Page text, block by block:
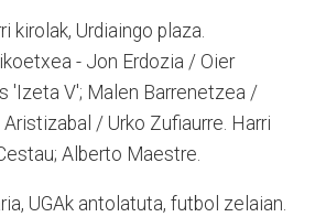
kirolak, Urdiaingo plaza.
- Jon Erdozia / Oier
'Izeta V'; Malen Barrenetzea /
/ Urko Zufiaurre. Harri
Alberto Maestre.
UGAk antolatuta, futbol zelaian.